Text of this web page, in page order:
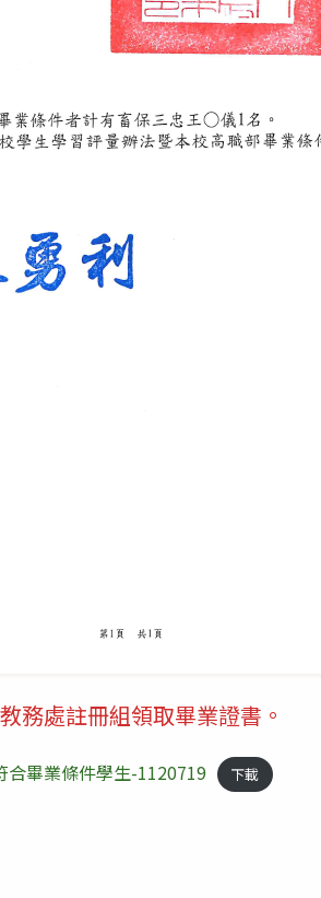
務處註冊組領取畢業證書。
合畢業條件學生-1120719 下載